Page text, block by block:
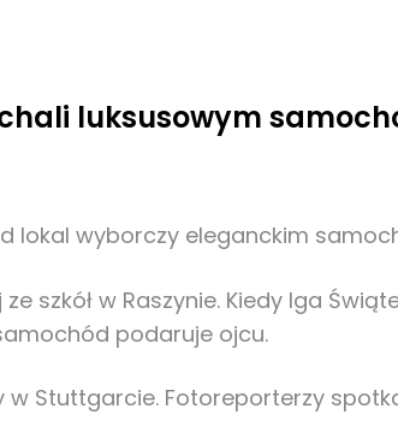
luksusowym
wyborczy eleganckim
szkół w Raszynie. Kiedy Iga
podaruje ojcu.
Stuttgarcie. Fotoreporterzy